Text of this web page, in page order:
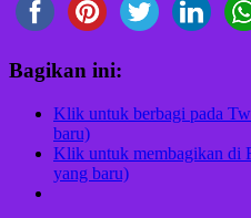
Bagikan ini:
Klik untuk berbagi pada
baru)
Klik untuk membagikan di
yang baru)